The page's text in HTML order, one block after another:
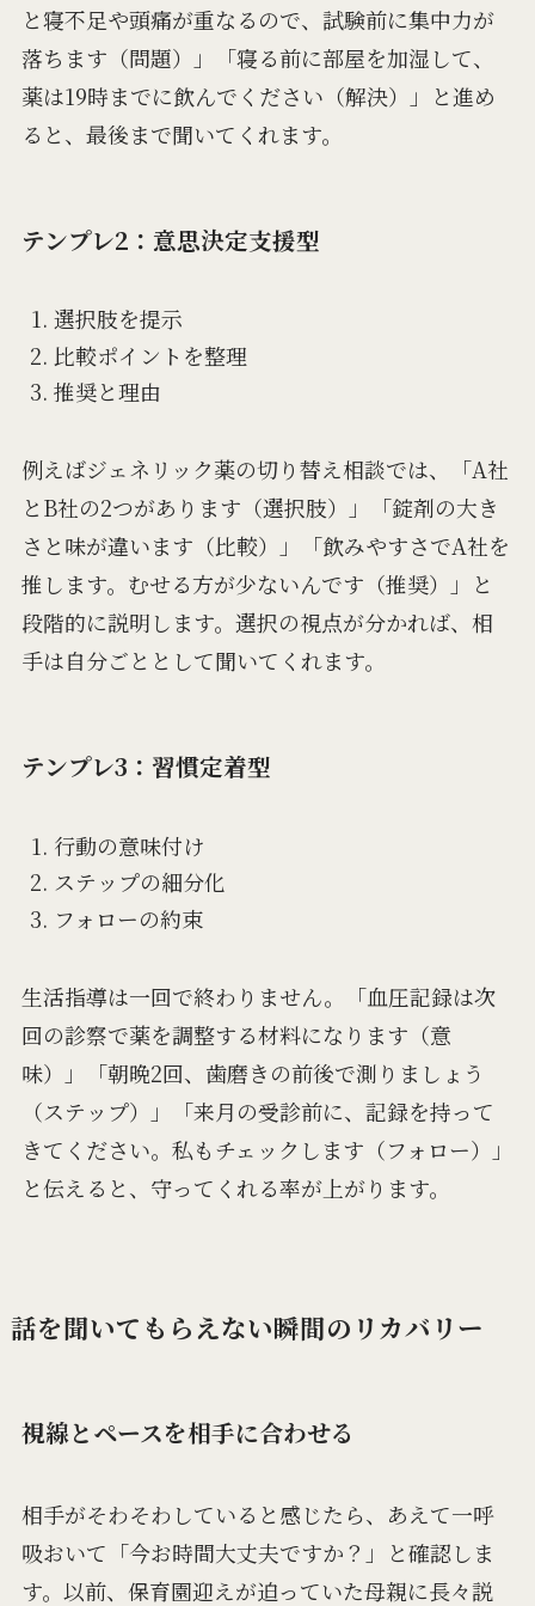
と寝不足や頭痛が重なるので、試験前に集中力が
落ちます（問題）」「寝る前に部屋を加湿して、
薬は19時までに飲んでください（解決）」と進め
ると、最後まで聞いてくれます。
テンプレ2：意思決定支援型
選択肢を提示
比較ポイントを整理
推奨と理由
例えばジェネリック薬の切り替え相談では、「A社
とB社の2つがあります（選択肢）」「錠剤の大き
さと味が違います（比較）」「飲みやすさでA社を
推します。むせる方が少ないんです（推奨）」と
段階的に説明します。選択の視点が分かれば、相
手は自分ごととして聞いてくれます。
テンプレ3：習慣定着型
行動の意味付け
ステップの細分化
フォローの約束
生活指導は一回で終わりません。「血圧記録は次
回の診察で薬を調整する材料になります（意
味）」「朝晩2回、歯磨きの前後で測りましょう
（ステップ）」「来月の受診前に、記録を持って
きてください。私もチェックします（フォロー）」
と伝えると、守ってくれる率が上がります。
話を聞いてもらえない瞬間のリカバリー
視線とペースを相手に合わせる
相手がそわそわしていると感じたら、あえて一呼
吸おいて「今お時間大丈夫ですか？」と確認しま
す。以前、保育園迎えが迫っていた母親に長々説